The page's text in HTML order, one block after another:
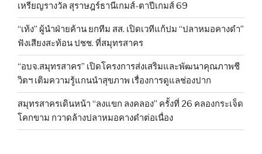
เหรียญรางวัล สุราษฎร์ธานีเกมส์-ตาปีเกมส์ 69
“เท้ง” ผู้นำฝ่ายค้าน ยกทีม สส. เปิดเวทีแก้ปม “ปลาหมอคางดำ”
ฟังเสียงสะท้อน ปชช. ที่สมุทรสาคร
“อบจ.สมุทรสาคร” เปิดโครงการส่งเสริมและพัฒนาคุณภาพชี
วิตฯ เติมความรู้แกนนำสุขภาพ เรื่องการดูแลช่องปาก
สมุทรสาครเดินหน้า “ลงแขก ลงคลอง” ครั้งที่ 26 คลองกระเจ็ด
โคกขาม กวาดล้างปลาหมอคางดำต่อเนื่อง